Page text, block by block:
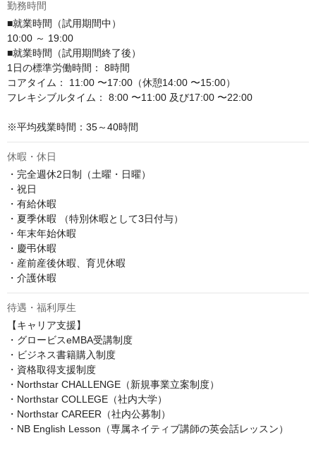
勤務時間
■就業時間（試用期間中）
10:00 ～ 19:00
■就業時間（試用期間終了後）
1日の標準労働時間： 8時間
コアタイム： 11:00 〜17:00（休憩14:00 〜15:00）
フレキシブルタイム： 8:00 〜11:00 及び17:00 〜22:00
※平均残業時間：35～40時間
休暇・休日
・完全週休2日制（土曜・日曜）
・祝日
・有給休暇
・夏季休暇 （特別休暇として3日付与）
・年末年始休暇
・慶弔休暇
・産前産後休暇、育児休暇
・介護休暇
待遇・福利厚生
【キャリア支援】
・グロービスeMBA受講制度
・ビジネス書籍購入制度
・資格取得支援制度
・Northstar CHALLENGE（新規事業立案制度）
・Northstar COLLEGE（社内大学）
・Northstar CAREER（社内公募制）
・NB English Lesson（専属ネイティブ講師の英会話レッスン）